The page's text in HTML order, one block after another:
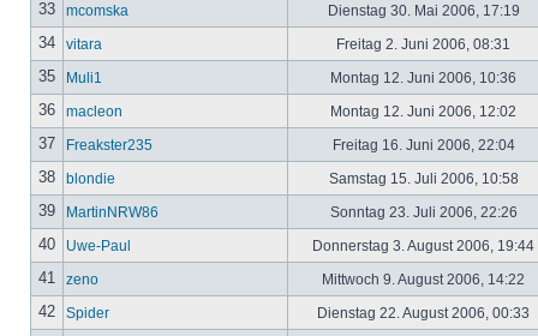
33 mcomska Dienstag 30. Mai 2006, 17:19
34 vitara Freitag 2. Juni 2006, 08:31
35 Muli1 Montag 12. Juni 2006, 10:36
36 macleon Montag 12. Juni 2006, 12:02
37 Freakster235 Freitag 16. Juni 2006, 22:04
38 blondie Samstag 15. Juli 2006, 10:58
39 MartinNRW86 Sonntag 23. Juli 2006, 22:26
40 Uwe-Paul Donnerstag 3. August 2006, 19:44
41 zeno Mittwoch 9. August 2006, 14:22
42 Spider Dienstag 22. August 2006, 00:33